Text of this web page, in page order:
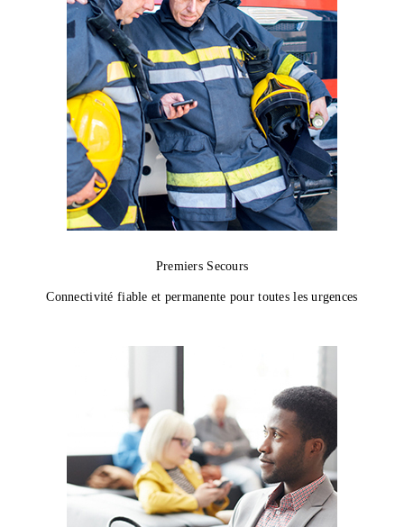
Premiers Secours
Connectivité fiable et permanente pour toutes les urgences